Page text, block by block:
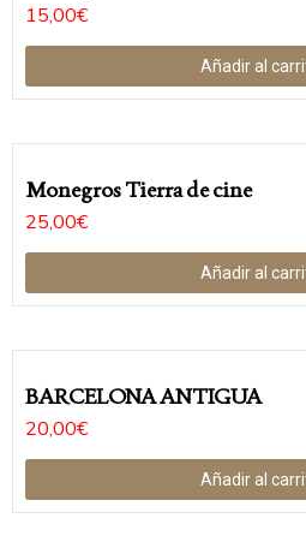
15,00€
Añadir al
Monegros Tierra de cine
25,00€
Añadir al
BARCELONA ANTIGUA
20,00€
Añadir al